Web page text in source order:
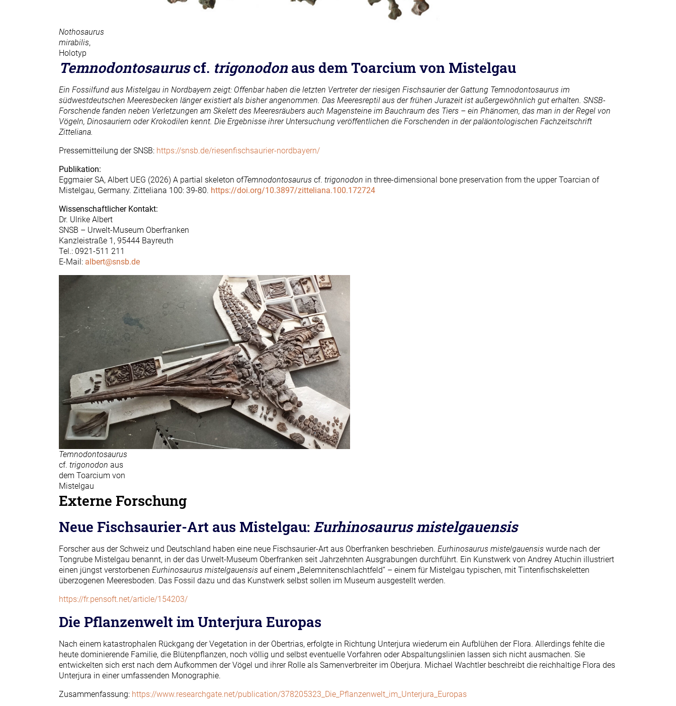
Nothosaurus
mirabilis,
Holotyp
Temnodontosauruscf. trigonodon aus dem Toarcium von Mistelgau
Ein Fossilfund aus Mistelgau in Nordbayern zeigt: Offenbar haben die letzten Vertreter der riesigen Fischsaurier der Gattung Temnodontosaurus im
südwestdeutschen Meeresbecken länger existiert als bisher angenommen. Das Meeresreptil aus der frühen Jurazeit ist außergewöhnlich gut erhalten. SNSB-
Forschende fanden neben Verletzungen am Skelett des Meeresräubers auch Magensteine im Bauchraum des Tiers – ein Phänomen, das man in der Regel von
Vögeln, Dinosauriern oder Krokodilen kennt. Die Ergebnisse ihrer Untersuchung veröffentlichen die Forschenden in der paläontologischen Fachzeitschrift
Zitteliana.
Pressemitteilung der SNSB: https://snsb.de/riesenfischsaurier-nordbayern/
Publikation:
Eggmaier SA, Albert UEG (2026) A partial skeleton ofTemnodontosaurus cf. trigonodon in three-dimensional bone preservation from the upper Toarcian of
Mistelgau, Germany. Zitteliana 100: 39-80. https://doi.org/10.3897/zitteliana.100.172724
Wissenschaftlicher Kontakt:
Dr. Ulrike Albert
SNSB – Urwelt-Museum Oberfranken
Kanzleistraße 1, 95444 Bayreuth
Tel.: 0921-511 211
E-Mail: albert@snsb.de
Temnodontosaurus
cf. trigonodon aus
dem Toarcium von
Mistelgau
Externe Forschung
Neue Fischsaurier-Art aus Mistelgau: Eurhinosaurus mistelgauensis
Forscher aus der Schweiz und Deutschland haben eine neue Fischsaurier-Art aus Oberfranken beschrieben. Eurhinosaurus mistelgauensis wurde nach der
Tongrube Mistelgau benannt, in der das Urwelt-Museum Oberfranken seit Jahrzehnten Ausgrabungen durchführt. Ein Kunstwerk von Andrey Atuchin illustriert
einen jüngst verstorbenen Eurhinosaurus mistelgauensis auf einem „Belemnitenschlachtfeld“ – einem für Mistelgau typischen, mit Tintenfischskeletten
überzogenen Meeresboden. Das Fossil dazu und das Kunstwerk selbst sollen im Museum ausgestellt werden.
https://fr.pensoft.net/article/154203/
Die Pflanzenwelt im Unterjura Europas
Nach einem katastrophalen Rückgang der Vegetation in der Obertrias, erfolgte in Richtung Unterjura wiederum ein Aufblühen der Flora. Allerdings fehlte die
heute dominierende Familie, die Blütenpflanzen, noch völlig und selbst eventuelle Vorfahren oder Abspaltungslinien lassen sich nicht ausmachen. Sie
entwickelten sich erst nach dem Aufkommen der Vögel und ihrer Rolle als Samenverbreiter im Oberjura. Michael Wachtler beschreibt die reichhaltige Flora des
Unterjura in einer umfassenden Monographie.
Zusammenfassung: https://www.researchgate.net/publication/378205323_Die_Pflanzenwelt_im_Unterjura_Europas